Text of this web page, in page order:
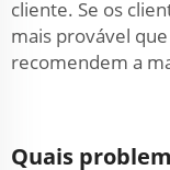
cliente. Se os
mais provável
recomendem a
Quais